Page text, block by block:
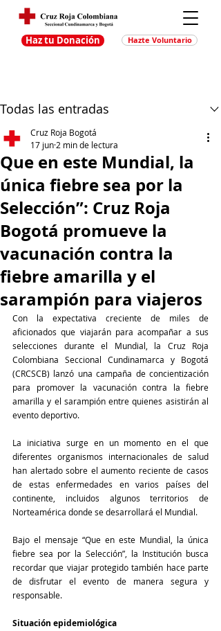
Haz tu Donación Hazte Voluntario
Todas las entradas
Que en este Mundial, la
única fiebre sea por la
Selección”: Cruz Roja
Bogotá promueve la
vacunación contra la
fiebre amarilla y el
sarampión para viajeros
Cruz Roja Bogotá
17 jun 2 min de lectura
Con la expectativa creciente de miles de
aficionados que viajarán para acompañar a sus
selecciones durante el Mundial, la Cruz Roja
Colombiana Seccional Cundinamarca y Bogotá
(CRCSCB) lanzó una campaña de concientización
para promover la vacunación contra la fiebre
amarilla y el sarampión entre quienes asistirán al
evento deportivo.
La iniciativa surge en un momento en el que
diferentes organismos internacionales de salud
han alertado sobre el aumento reciente de casos
de estas enfermedades en varios países del
continente, incluidos algunos territorios de
Norteamérica donde se desarrollará el Mundial.
Bajo el mensaje “Que en este Mundial, la única
fiebre sea por la Selección”, la Institución busca
recordar que viajar protegido también hace parte
de disfrutar el evento de manera segura y
responsable.
Situación epidemiológica